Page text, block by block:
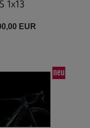
1x13
EUR